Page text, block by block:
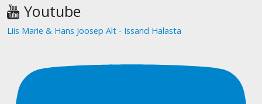
Youtube
Liis Marie & Hans Joosep Alt - Issand Halasta